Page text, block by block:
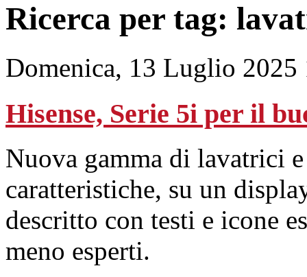
Ricerca per tag:
Domenica, 13 Luglio 2025
Hisense, Serie 5i per il
Nuova gamma di lavatrici
caratteristiche, su un
descritto con testi e icone
meno esperti.